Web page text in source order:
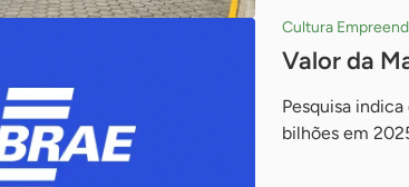
Cultura
Valor da
Pesquisa
bilhões em